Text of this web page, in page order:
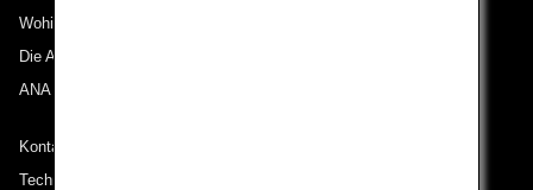
Wohin wir reisen
Die ANA Experience
ANA Mileage Club
Kontakt zu ANA
Technische Hilfe (Barrierefreiheit)